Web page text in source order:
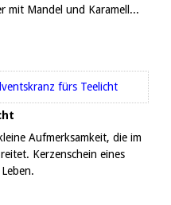
mit Mandel und Karamell...
Aufmerksamkeit, die im
Kerzenschein eines